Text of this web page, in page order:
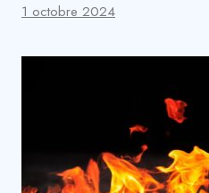
1 octobre 2024